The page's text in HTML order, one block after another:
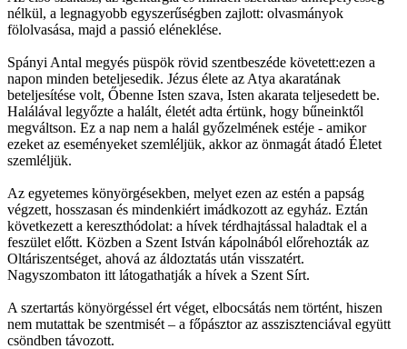
nélkül, a legnagyobb egyszerűségben zajlott: olvasmányok
fölolvasása, majd a passió eléneklése.
Spányi Antal megyés püspök rövid szentbeszéde követett:ezen a
napon minden beteljesedik. Jézus élete az Atya akaratának
beteljesítése volt, Őbenne Isten szava, Isten akarata teljesedett be.
Halálával legyőzte a halált, életét adta értünk, hogy bűneinktől
megváltson. Ez a nap nem a halál győzelmének estéje - amikor
ezeket az eseményeket szemléljük, akkor az önmagát átadó Életet
szemléljük.
Az egyetemes könyörgésekben, melyet ezen az estén a papság
végzett, hosszasan és mindenkiért imádkozott az egyház. Eztán
következett a kereszthódolat: a hívek térdhajtással haladtak el a
feszület előtt. Közben a Szent István kápolnából előrehozták az
Oltáriszentséget, ahová az áldoztatás után visszatért.
Nagyszombaton itt látogathatják a hívek a Szent Sírt.
A szertartás könyörgéssel ért véget, elbocsátás nem történt, hiszen
nem mutattak be szentmisét – a főpásztor az asszisztenciával együtt
csöndben távozott.